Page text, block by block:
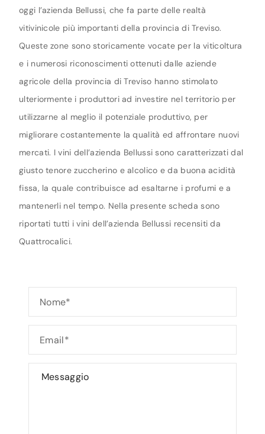
oggi l’azienda Bellussi, che fa parte delle realtà
vitivinicole più importanti della provincia di Treviso.
Queste zone sono storicamente vocate per la viticoltura
e i numerosi riconoscimenti ottenuti dalle aziende
agricole della provincia di Treviso hanno stimolato
ulteriormente i produttori ad investire nel territorio per
utilizzarne al meglio il potenziale produttivo, per
migliorare costantemente la qualità ed affrontare nuovi
mercati. I vini dell’azienda Bellussi sono caratterizzati dal
giusto tenore zuccherino e alcolico e da buona acidità
fissa, la quale contribuisce ad esaltarne i profumi e a
mantenerli nel tempo. Nella presente scheda sono
riportati tutti i vini dell’azienda Bellussi recensiti da
Quattrocalici.